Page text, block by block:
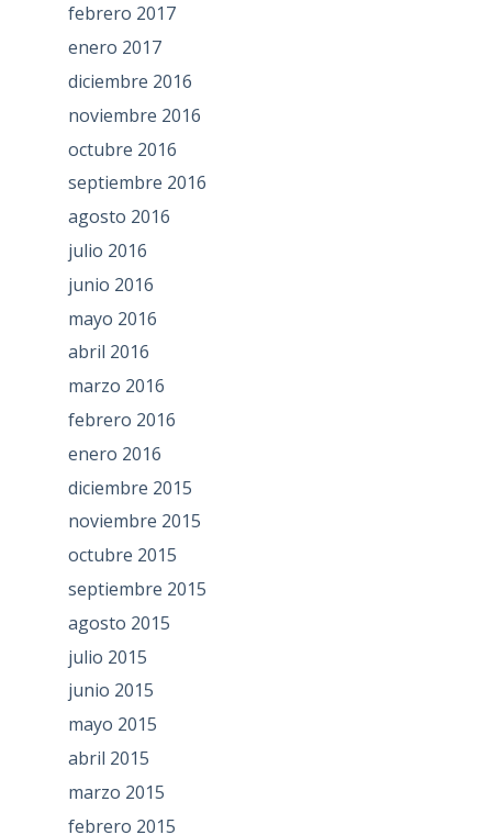
febrero 2017
enero 2017
diciembre 2016
noviembre 2016
octubre 2016
septiembre 2016
agosto 2016
julio 2016
junio 2016
mayo 2016
abril 2016
marzo 2016
febrero 2016
enero 2016
diciembre 2015
noviembre 2015
octubre 2015
septiembre 2015
agosto 2015
julio 2015
junio 2015
mayo 2015
abril 2015
marzo 2015
febrero 2015